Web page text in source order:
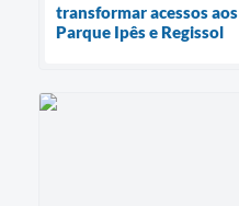
transformar acessos
Parque Ipês e Regissol